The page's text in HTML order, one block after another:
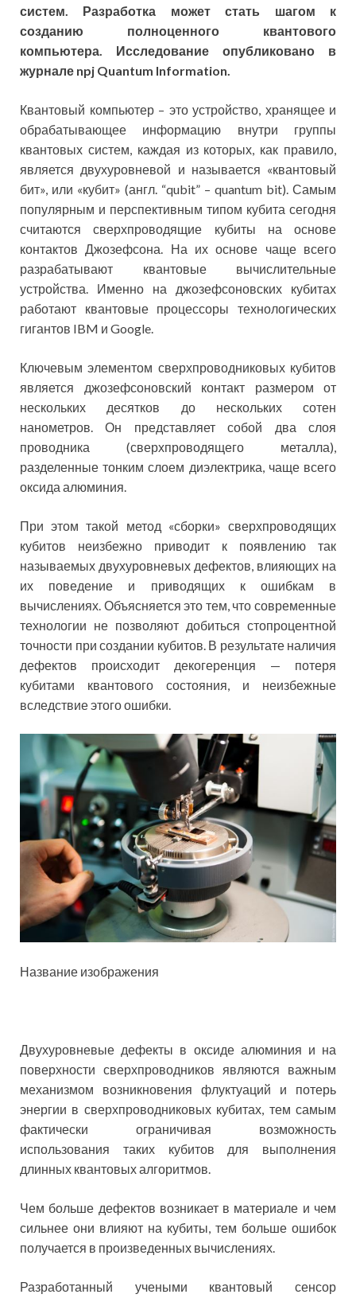
систем. Разработка может стать шагом к
созданию полноценного квантового
компьютера. Исследование опубликовано в
журнале npj Quantum Information.
Квантовый компьютер – это устройство, хранящее и
обрабатывающее информацию внутри группы
квантовых систем, каждая из которых, как правило,
является двухуровневой и называется «квантовый
бит», или «кубит» (англ. “qubit” – quantum bit). Самым
популярным и перспективным типом кубита сегодня
считаются сверхпроводящие кубиты на основе
контактов Джозефсона. На их основе чаще всего
разрабатывают квантовые вычислительные
устройства. Именно на джозефсоновских кубитах
работают квантовые процессоры технологических
гигантов IBM и Google.
Ключевым элементом сверхпроводниковых кубитов
является джозефсоновский контакт размером от
нескольких десятков до нескольких сотен
нанометров. Он представляет собой два слоя
проводника (сверхпроводящего металла),
разделенные тонким слоем диэлектрика, чаще всего
оксида алюминия.
При этом такой метод «сборки» сверхпроводящих
кубитов неизбежно приводит к появлению так
называемых двухуровневых дефектов, влияющих на
их поведение и приводящих к ошибкам в
вычислениях. Объясняется это тем, что современные
технологии не позволяют добиться стопроцентной
точности при создании кубитов. В результате наличия
дефектов происходит декогеренция — потеря
кубитами квантового состояния, и неизбежные
вследствие этого ошибки.
Название изображения
Двухуровневые дефекты в оксиде алюминия и на
поверхности сверхпроводников являются важным
механизмом возникновения флуктуаций и потерь
энергии в сверхпроводниковых кубитах, тем самым
фактически ограничивая возможность
использования таких кубитов для выполнения
длинных квантовых алгоритмов.
Чем больше дефектов возникает в материале и чем
сильнее они влияют на кубиты, тем больше ошибок
получается в произведенных вычислениях.
Разработанный учеными квантовый сенсор